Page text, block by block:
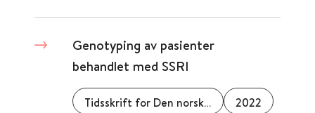
Genotyping av pasienter
behandlet med SSRI
Tidsskrift for Den norske legeforening 2022